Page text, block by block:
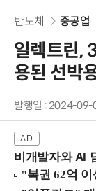
반도체 중공업
일렉트린,
용된 선박
발행일 : 2024-09-
비개발자와 AI 담당자